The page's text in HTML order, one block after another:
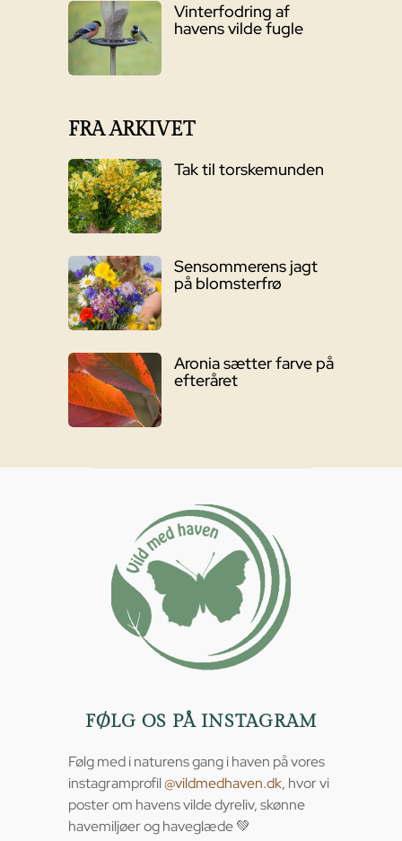
Vinterfodring af
havens vilde fugle
FRA ARKIVET
Tak til torskemunden
Sensommerens jagt
på blomsterfrø
Aronia sætter farve på
efteråret
FØLG OS PÅ INSTAGRAM
Følg med i naturens gang i haven på vores
instagramprofil@vildmedhaven.dk, hvor vi
poster om havens vilde dyreliv, skønne
havemiljøer og haveglæde 💚